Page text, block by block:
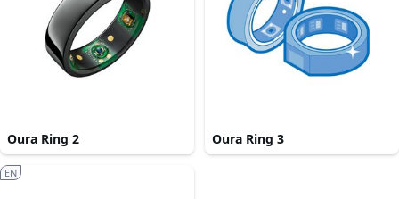
Oura Ring 2 Oura Ring 3
EN